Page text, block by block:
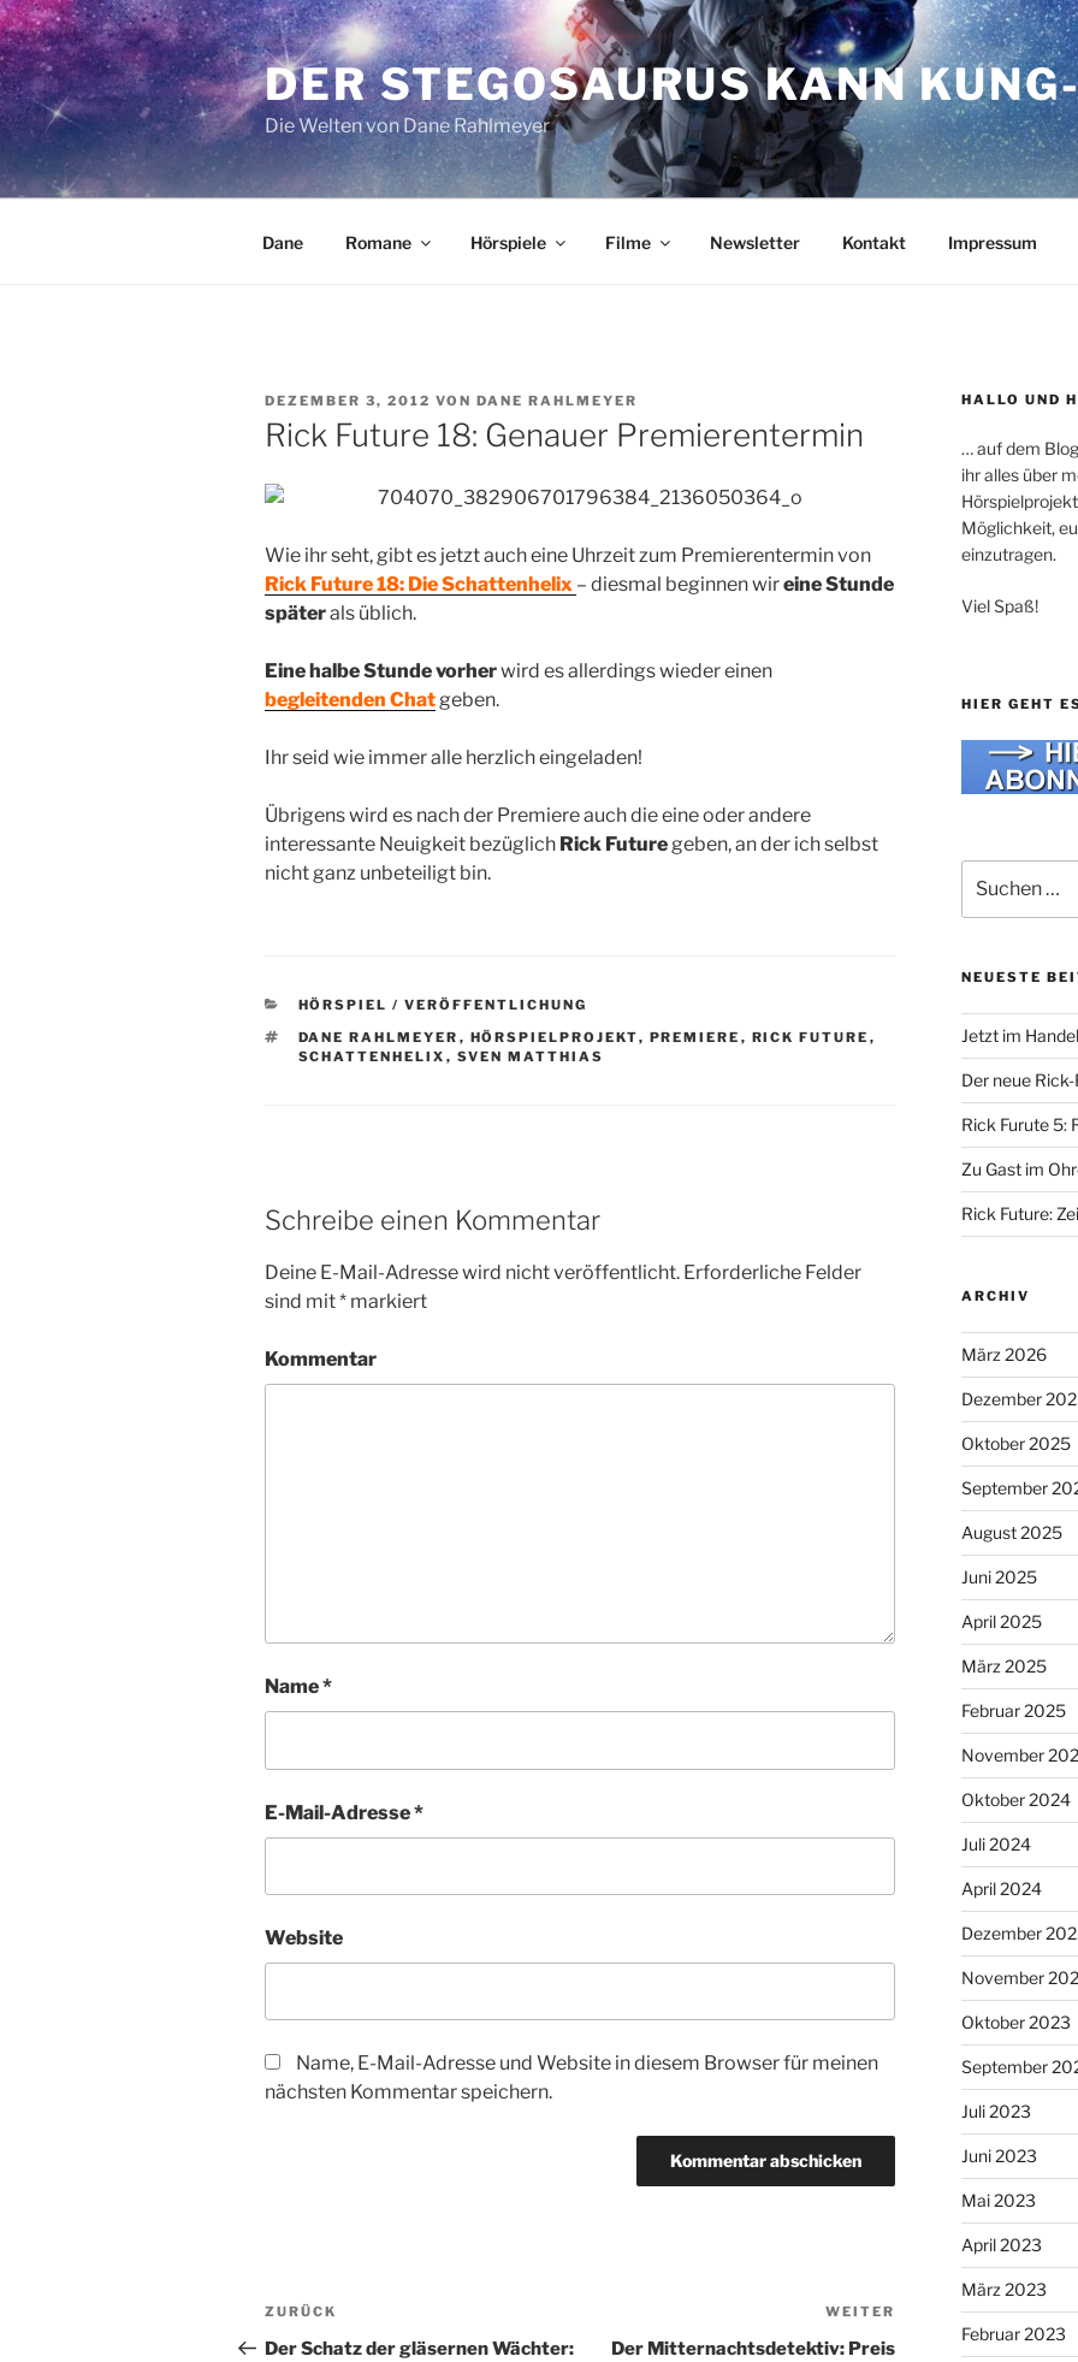
Zum
Inhalt
springen
DER STEGOSAURUS KANN
Die Welten von Dane Rahlmeyer
Dane Romane Hörspiele Filme Newsletter Kontakt Impressum
VERÖFFENTLICHT
AM
DEZEMBER 3, 2012 VON DANE RAHLMEYER
Rick Future 18: Genauer Premierentermin
Wie ihr seht, gibt es jetzt auch eine Uhrzeit zum Premierentermin von
Rick Future 18: Die Schattenhelix – diesmal beginnen wireine Stunde
späterals üblich.
Eine halbe Stunde vorherwird es allerdings wieder einen
begleitenden Chatgeben.
Ihr seid wie immer alle herzlich eingeladen!
Übrigens wird es nach der Premiere auch die eine oder andere
interessante Neuigkeit bezüglich Rick Futuregeben, an der ich selbst
nicht ganz unbeteiligt bin.
KATEGORIEN
HÖRSPIEL / VERÖFFENTLICHUNG
SCHLAGWÖRTER
DANE RAHLMEYER , HÖRSPIELPROJEKT, PREMIERE , RICK FUTURE ,
SCHATTENHELIX , SVEN MATTHIAS
Schreibe einen Kommentar
Deine E-Mail-Adresse wird nicht veröffentlicht. Erforderliche Felder
sind mit* markiert
Kommentar
Name*
E-Mail-Adresse*
Website
Name, E-Mail-Adresse und Website in diesem Browser für meinen
nächsten Kommentar speichern.
Beitragsnavigation
Vorheriger
Beitrag
ZURÜCK
Der Schatz der gläsernen Wächter:
Nächster
Beitrag
WEITER
Der Mitternachtsdetektiv: Preis
HALLO UND
… auf dem
ihr alles über
Möglichkeit,
einzutragen.
Viel Spaß!
HIER GEHT
nach:
NEUESTE
Jetzt im
Der neue
Rick Furute 5:
Zu Gast im
Rick Future:
ARCHIV
März 2026
Dezember
Oktober 2025
September
August 2025
Juni 2025
April 2025
März 2025
Februar 2025
November
Oktober 2024
Juli 2024
April 2024
Dezember
November
Oktober 2023
September
Juli 2023
Juni 2023
Mai 2023
April 2023
März 2023
Februar 2023